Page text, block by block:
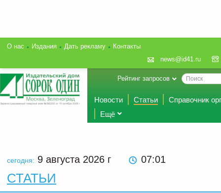
О нас Издания Дать рекламу
Контакты
news@id41.ru
Рейтинг запросов
Новости Статьи
Справочник
Ещё
сегодня: 9 августа 2026 г 07:01
СТАТЬИ